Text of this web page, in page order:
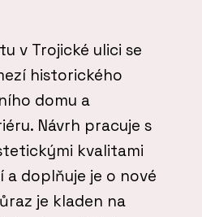
v Trojické ulici se
historického
domu a
Návrh pracuje s
kvalitami
a doplňuje je o nové
je kladen na